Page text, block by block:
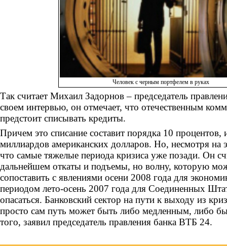
Человек с черным портфелем в руках
Так считает Михаил Задорнов – председатель
своем интервью, он отмечает, что отечественным
предстоит списывать кредиты.
Причем это списание составит порядка 10 процентов,
миллиардов американских долларов. Но, несмотря на
что самые тяжелые периода кризиса уже позади. Он
дальнейшем откаты и подъемы, но волну, которую
сопоставить с явлениями осени 2008 года для
периодом лето-осень 2007 года для Соединенных
опасаться. Банковский сектор на пути к выходу из
просто сам путь может быть либо медленным, либо
того, заявил председатель правления банка ВТБ 24.